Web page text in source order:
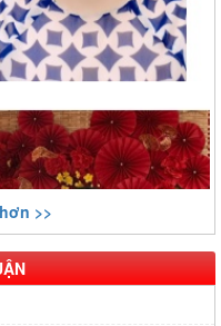
>>